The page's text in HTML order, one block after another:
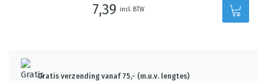
7,39 incl. BTW
Gratis verzending vanaf 75,- (m.u.v. lengtes)